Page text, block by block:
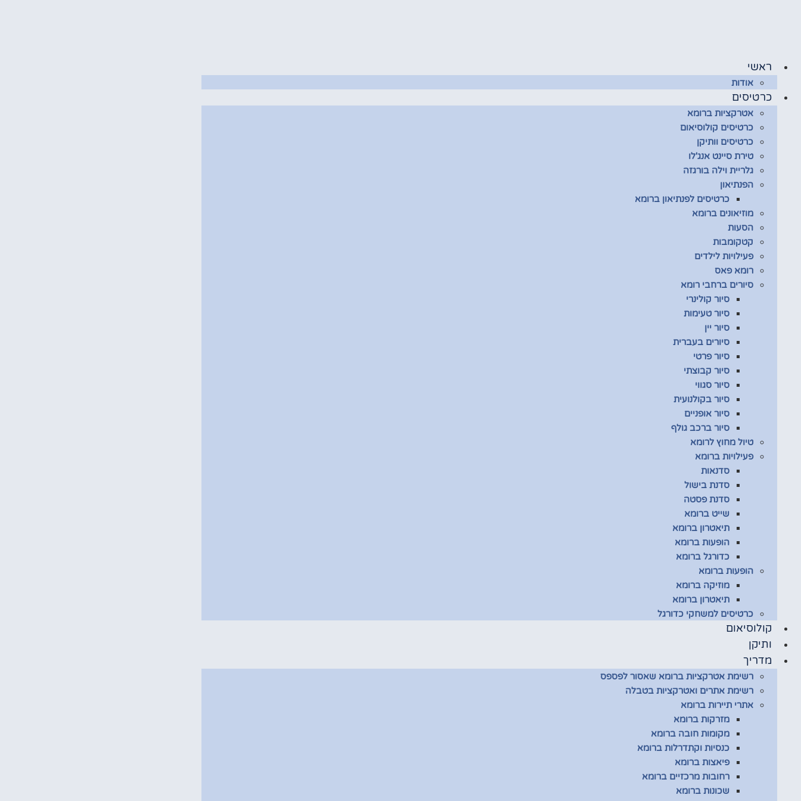
ראשי
אודות
כרטיסים
אטרקציות ברומא
כרטיסים קולוסיאום
כרטיסים וותיקן
טירת סיינט אנג'לו
גלריית וילה בורגזה
הפנתיאון
כרטיסים לפנתיאון ברומא
מוזיאונים ברומא
הסעות
קטקומבות
פעילויות לילדים
רומא פאס
סיורים ברחבי רומא
סיור קולינרי
סיור טעימות
סיור יין
סיורים בעברית
סיור פרטי
סיור קבוצתי
סיור סגווי
סיור בקולנועית
סיור אופניים
סיור ברכב גולף
טיול מחוץ לרומא
פעילויות ברומא
סדנאות
סדנת בישול
סדנת פסטה
שייט ברומא
תיאטרון ברומא
הופעות ברומא
כדורגל ברומא
הופעות ברומא
מוזיקה ברומא
תיאטרון ברומא
כרטיסים למשחקי כדורגל
קולוסיאום
ותיקן
מדריך
רשימת אטרקציות ברומא שאסור לפספס
רשימת אתרים ואטרקציות בטבלה
אתרי תיירות ברומא
מזרקות ברומא
מקומות חובה ברומא
כנסיות וקתדרלות ברומא
פיאצות ברומא
רחובות מרכזיים ברומא
שכונות ברומא